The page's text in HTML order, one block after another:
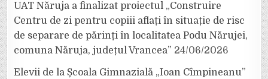
UAT Năruja a finalizat proiectul „Construire
Centru de zi pentru copiii aflați în situație de risc
de separare de părinți în localitatea Podu Nărujei,
comuna Năruja, județul Vrancea” 24/06/2026
Elevii de la Școala Gimnazială „Ioan Cîmpineanu”